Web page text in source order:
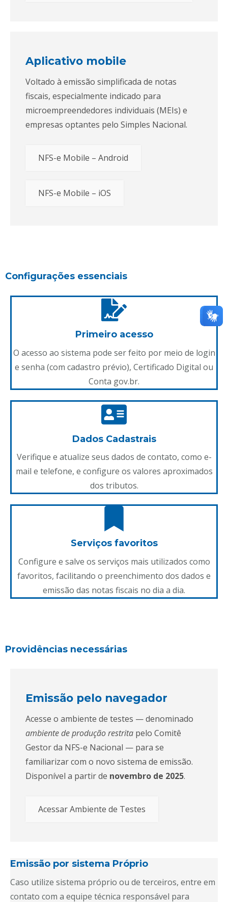
Aplicativo mobile
Voltado à emissão simplificada de notas
fiscais, especialmente indicado para
microempreendedores individuais (MEIs) e
empresas optantes pelo Simples Nacional.
NFS-e Mobile – Android
NFS-e Mobile – iOS
Configurações essenciais
Primeiro acesso
O acesso ao sistema pode ser feito por meio de login
e senha (com cadastro prévio), Certificado Digital ou
Conta gov.br.
Dados Cadastrais
Verifique e atualize seus dados de contato, como e-
mail e telefone, e configure os valores aproximados
dos tributos.
Serviços favoritos
Configure e salve os serviços mais utilizados como
favoritos, facilitando o preenchimento dos dados e
emissão das notas fiscais no dia a dia.
Providências necessárias
Emissão pelo navegador
Acesse o ambiente de testes — denominado
ambiente de produção restrita pelo Comitê
Gestor da NFS-e Nacional — para se
familiarizar com o novo sistema de emissão.
Disponível a partir de novembro de 2025.
Acessar Ambiente de Testes
Emissão por sistema Próprio
Caso utilize sistema próprio ou de terceiros, entre em
contato com a equipe técnica responsável para